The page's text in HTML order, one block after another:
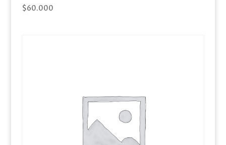
$60.000